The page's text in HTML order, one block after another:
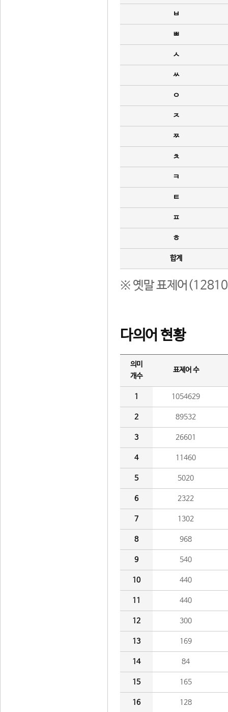
ㅂ
ㅃ
ㅅ
ㅆ
ㅇ
ㅈ
ㅉ
ㅊ
ㅋ
ㅌ
ㅍ
ㅎ
합계
※ 옛말 표제어(12810
다의어 현황
의미
개수
표제어 수
1 1054629
2 89532
3 26601
4 11460
5 5020
6 2322
7 1302
8 968
9 540
10 440
11 440
12 300
13 169
14 84
15 165
16 128